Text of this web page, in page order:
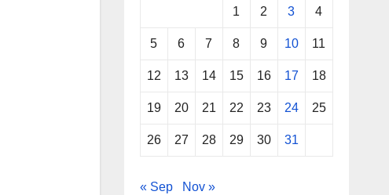
1 2 3 4
5 6 7 8 9 10 11
12 13 14 15 16 17 18
19 20 21 22 23 24 25
26 27 28 29 30 31
« Sep Nov »